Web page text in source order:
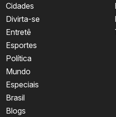
Cidades
Divirta-se
Entretê
Esportes
Política
Mundo
Especiais
Brasil
Blogs